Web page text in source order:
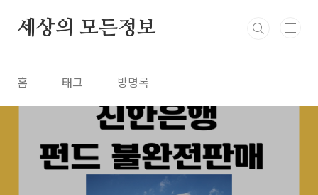
세상의 모든정보
홈 태그 방명록